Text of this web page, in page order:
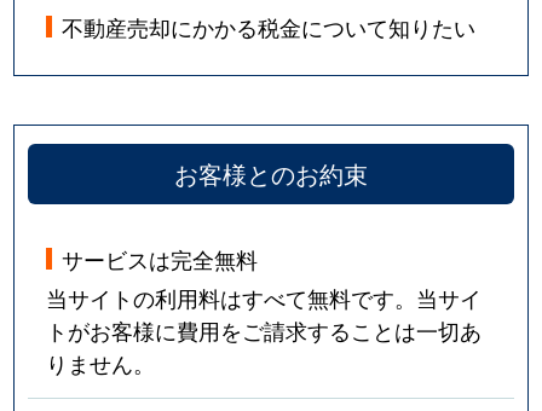
不動産売却にかかる税金について知りたい
お客様とのお約束
サービスは完全無料
当サイトの利用料はすべて無料です。当サイ
トがお客様に費用をご請求することは一切あ
りません。